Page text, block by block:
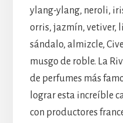
ylang-ylang, neroli,
orris, jazmín, vetiver,
sándalo, almizcle,
musgo de roble. La
de perfumes más
lograr esta increíble
con productores